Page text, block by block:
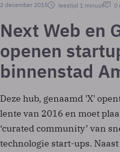
2 december 2015
leestijd 1 minuut 0
Next Web en
openen
binnenstad
Deze hub, genaamd 'X'
lente van 2016 en moet
‘curated community’ van
technologie start-ups. Naast